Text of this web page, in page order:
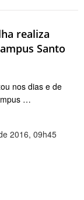
realiza
Santo
nos dias e de
…
2016, 09h45